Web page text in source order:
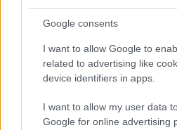
Google consents
I want to allow Google to
related to advertising like
device identifiers in apps.
I want to allow my user data
Google for online advertising